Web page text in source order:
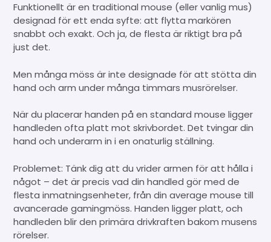
Funktionellt är en traditional mouse (eller vanlig mus)
designad för ett enda syfte: att flytta markören
snabbt och exakt. Och ja, de flesta är riktigt bra på
just det.
Men många möss är inte designade för att stötta din
hand och arm under många timmars musrörelser.
När du placerar handen på en standard mouse ligger
handleden ofta platt mot skrivbordet. Det tvingar din
hand och underarm in i en onaturlig ställning.
Problemet: Tänk dig att du vrider armen för att hålla i
något – det är precis vad din handled gör med de
flesta inmatningsenheter, från din average mouse till
avancerade gamingmöss. Handen ligger platt, och
handleden blir den primära drivkraften bakom musens
rörelser.